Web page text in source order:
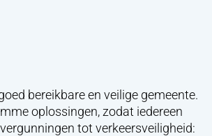
bereikbare en veilige gemeente.
oplossingen, zodat iedereen
tot verkeersveiligheid: